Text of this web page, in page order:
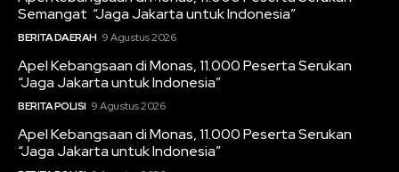
Semangat “Jaga Jakarta untuk Indonesia”
BERITA DAERAH 9 Agustus 2026
Apel Kebangsaan di Monas, 11.000 Peserta Serukan
“Jaga Jakarta untuk Indonesia”
BERITA POLISI 9 Agustus 2026
Apel Kebangsaan di Monas, 11.000 Peserta Serukan
“Jaga Jakarta untuk Indonesia”